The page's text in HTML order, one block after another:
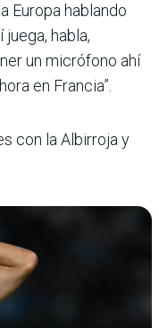
Europa hablando
juega, habla,
un micrófono ahí
en Francia”.
con la Albirroja y